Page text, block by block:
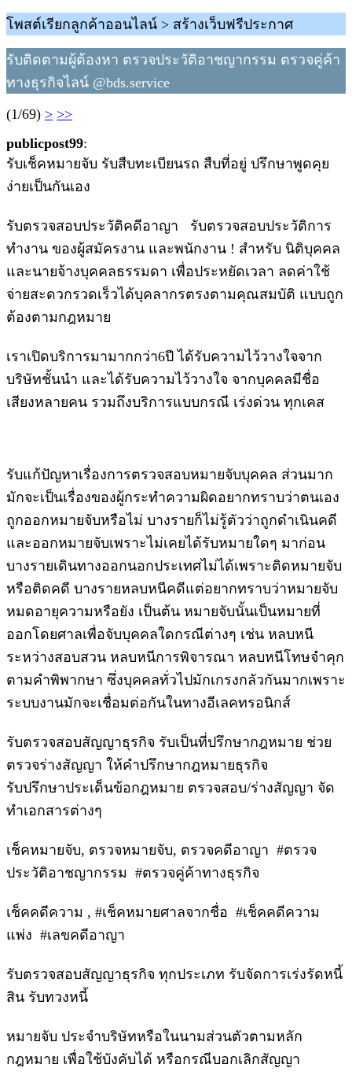
โพสต์เรียกลูกค้าออนไลน์ > สร้างเว็บฟรีประกาศ
รับติดตามผู้ต้องหา ตรวจประวัติอาชญากรรม ตรวจคู่ค้า
ทางธุรกิจไลน์ @bds.service
(1/69) > >>
publicpost99:
รับเช็คหมายจับ รับสืบทะเบียนรถ สืบที่อยู่ ปรึกษาพูดคุย
ง่ายเป็นกันเอง
รับตรวจสอบประวัติคดีอาญา รับตรวจสอบประวัติการ
ทํางาน ของผู้สมัครงาน และพนักงาน ! สําหรับ นิติบุคคล
และนายจ้างบุคคลธรรมดา เพื่อประหยัดเวลา ลดค่าใช้
จ่ายสะดวกรวดเร็วได้บุคลากรตรงตามคุณสมบัติ แบบถูก
ต้องตามกฎหมาย
เราเปิดบริการมามากกว่า6ปี ได้รับความไว้วางใจจาก
บริษัทชั้นนำ และได้รับความไว้วางใจ จากบุคคลมีชื่อ
เสียงหลายคน รวมถึงบริการแบบกรณี เร่งด่วน ทุกเคส
รับแก้ปัญหาเรื่องการตรวจสอบหมายจับบุคคล ส่วนมาก
มักจะเป็นเรื่องของผู้กระทำความผิดอยากทราบว่าตนเอง
ถูกออกหมายจับหรือไม่ บางรายก็ไม่รู้ตัวว่าถูกดำเนินคดี
และออกหมายจับเพราะไม่เคยได้รับหมายใดๆ มาก่อน
บางรายเดินทางออกนอกประเทศไม่ได้เพราะติดหมายจับ
หรือติดคดี บางรายหลบหนีคดีแต่อยากทราบว่าหมายจับ
หมดอายุความหรือยัง เป็นต้น หมายจับนั้นเป็นหมายที่
ออกโดยศาลเพื่อจับบุคคลใดกรณีต่างๆ เช่น หลบหนี
ระหว่างสอบสวน หลบหนีการพิจารณา หลบหนีโทษจำคุก
ตามคำพิพากษา ซึ่งบุคคลทั่วไปมักเกรงกลัวกันมากเพราะ
ระบบงานมักจะเชื่อมต่อกันในทางอีเลคทรอนิกส์
รับตรวจสอบสัญญาธุรกิจ รับเป็นที่ปรึกษากฎหมาย ช่วย
ตรวจร่างสัญญา ให้คำปรึกษากฎหมายธุรกิจ
รับปรึกษาประเด็นข้อกฎหมาย ตรวจสอบ/ร่างสัญญา จัด
ทำเอกสารต่างๆ
เช็คหมายจับ, ตรวจหมายจับ, ตรวจคดีอาญา #ตรวจ
ประวัติอาชญากรรม #ตรวจคู่ค้าทางธุรกิจ
เช็คคดีความ , #เช็คหมายศาลจากชื่อ #เช็คคดีความ
แพ่ง #เลขคดีอาญา
รับตรวจสอบสัญญาธุรกิจ ทุกประเภท รับจัดการเร่งรัดหนี้
สิน รับทวงหนี้
หมายจับ ประจำบริษัทหรือในนามส่วนตัวตามหลัก
กฎหมาย เพื่อใช้บังคับได้ หรือกรณีบอกเลิกสัญญา